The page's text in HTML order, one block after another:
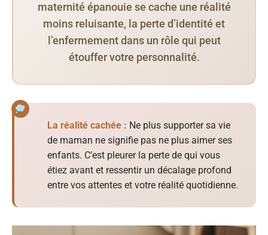
maternité épanouie se cache une réalité
moins reluisante, la perte d’identité et
l’enfermement dans un rôle qui peut
étouffer votre personnalité.
La réalité cachée : Ne plus supporter sa vie
de maman ne signifie pas ne plus aimer ses
enfants. C’est pleurer la perte de qui vous
étiez avant et ressentir un décalage profond
entre vos attentes et votre réalité quotidienne.